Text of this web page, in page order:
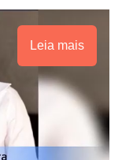
Leia mais